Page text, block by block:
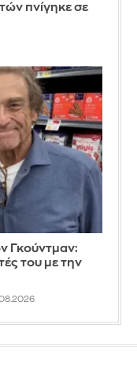
πνίγηκε σε
Γκούντμαν:
του με την